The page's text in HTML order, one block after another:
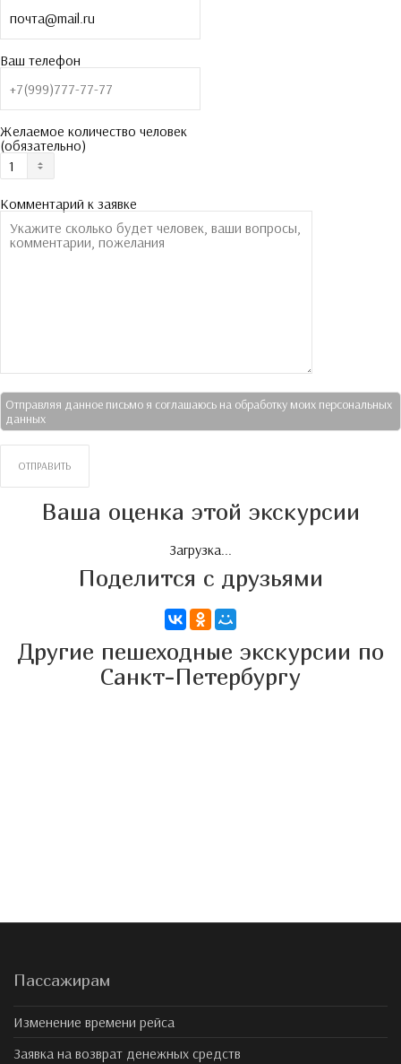
Ваш телефон
Желаемое количество человек
(обязательно)
Комментарий к заявке
Отправляя данное письмо я соглашаюсь на обработку моих персональных
данных
Ваша оценка этой экскурсии
Загрузка...
Поделится с друзьями
Другие пешеходные экскурсии по
Санкт-Петербургу
Пассажирам
Изменение времени рейса
Заявка на возврат денежных средств